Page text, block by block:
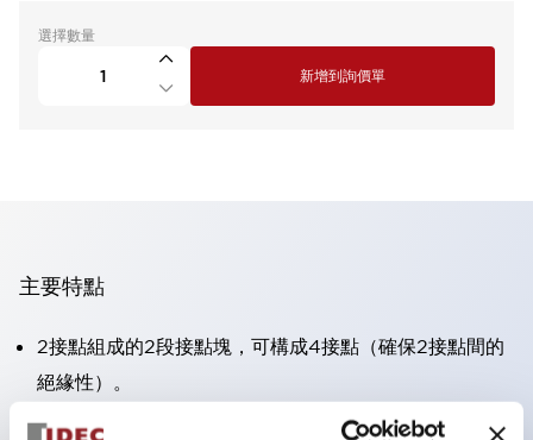
選擇數量
新增到詢價單
主要特點
2接點組成的2段接點塊，可構成4接點（確保2接點間的
絕緣性）。
面板深度39.9mm（※11段接點塊）、59.9mm（※22段